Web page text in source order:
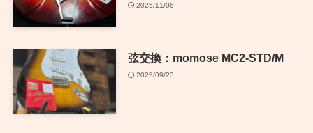
2025/11/06
弦交換：momose MC2-STD/M
2025/09/23